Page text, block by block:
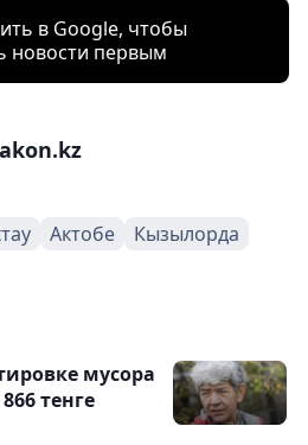
в Google, чтобы
новости первым
Актобе
Кызылорда
мусора
тенге